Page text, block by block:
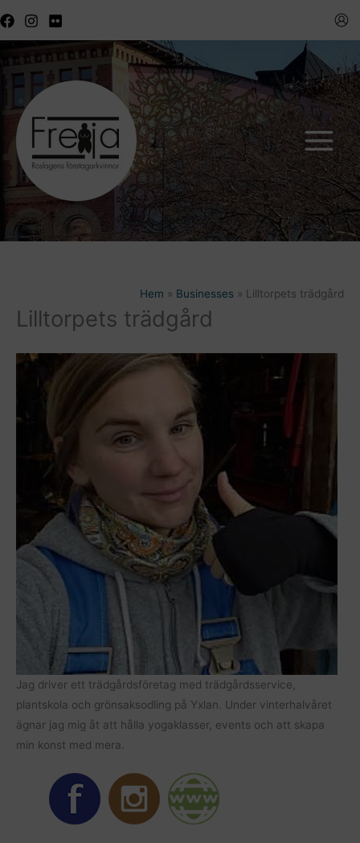
till
Hem Businesses Lilltorpets trädgård
Lilltorpets trädgård
Jag driver ett trädgårdsföretag med trädgårdsservice,
plantskola och grönsaksodling på Yxlan. Under vinterhalvåret
ägnar jag mig åt att hålla yogaklasser, events och att skapa
min konst med mera.